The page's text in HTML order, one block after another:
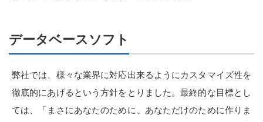
データベースソフト
弊社では、様々な業界に対応出来るようにカスタマイズ性を
徹底的にあげるという方針をとりました。最終的な目標とし
ては、「まさにあなたのために、あなただけのために作りま